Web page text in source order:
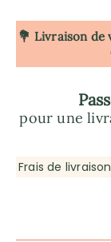
💐 Livraison de
pour une
Frais de